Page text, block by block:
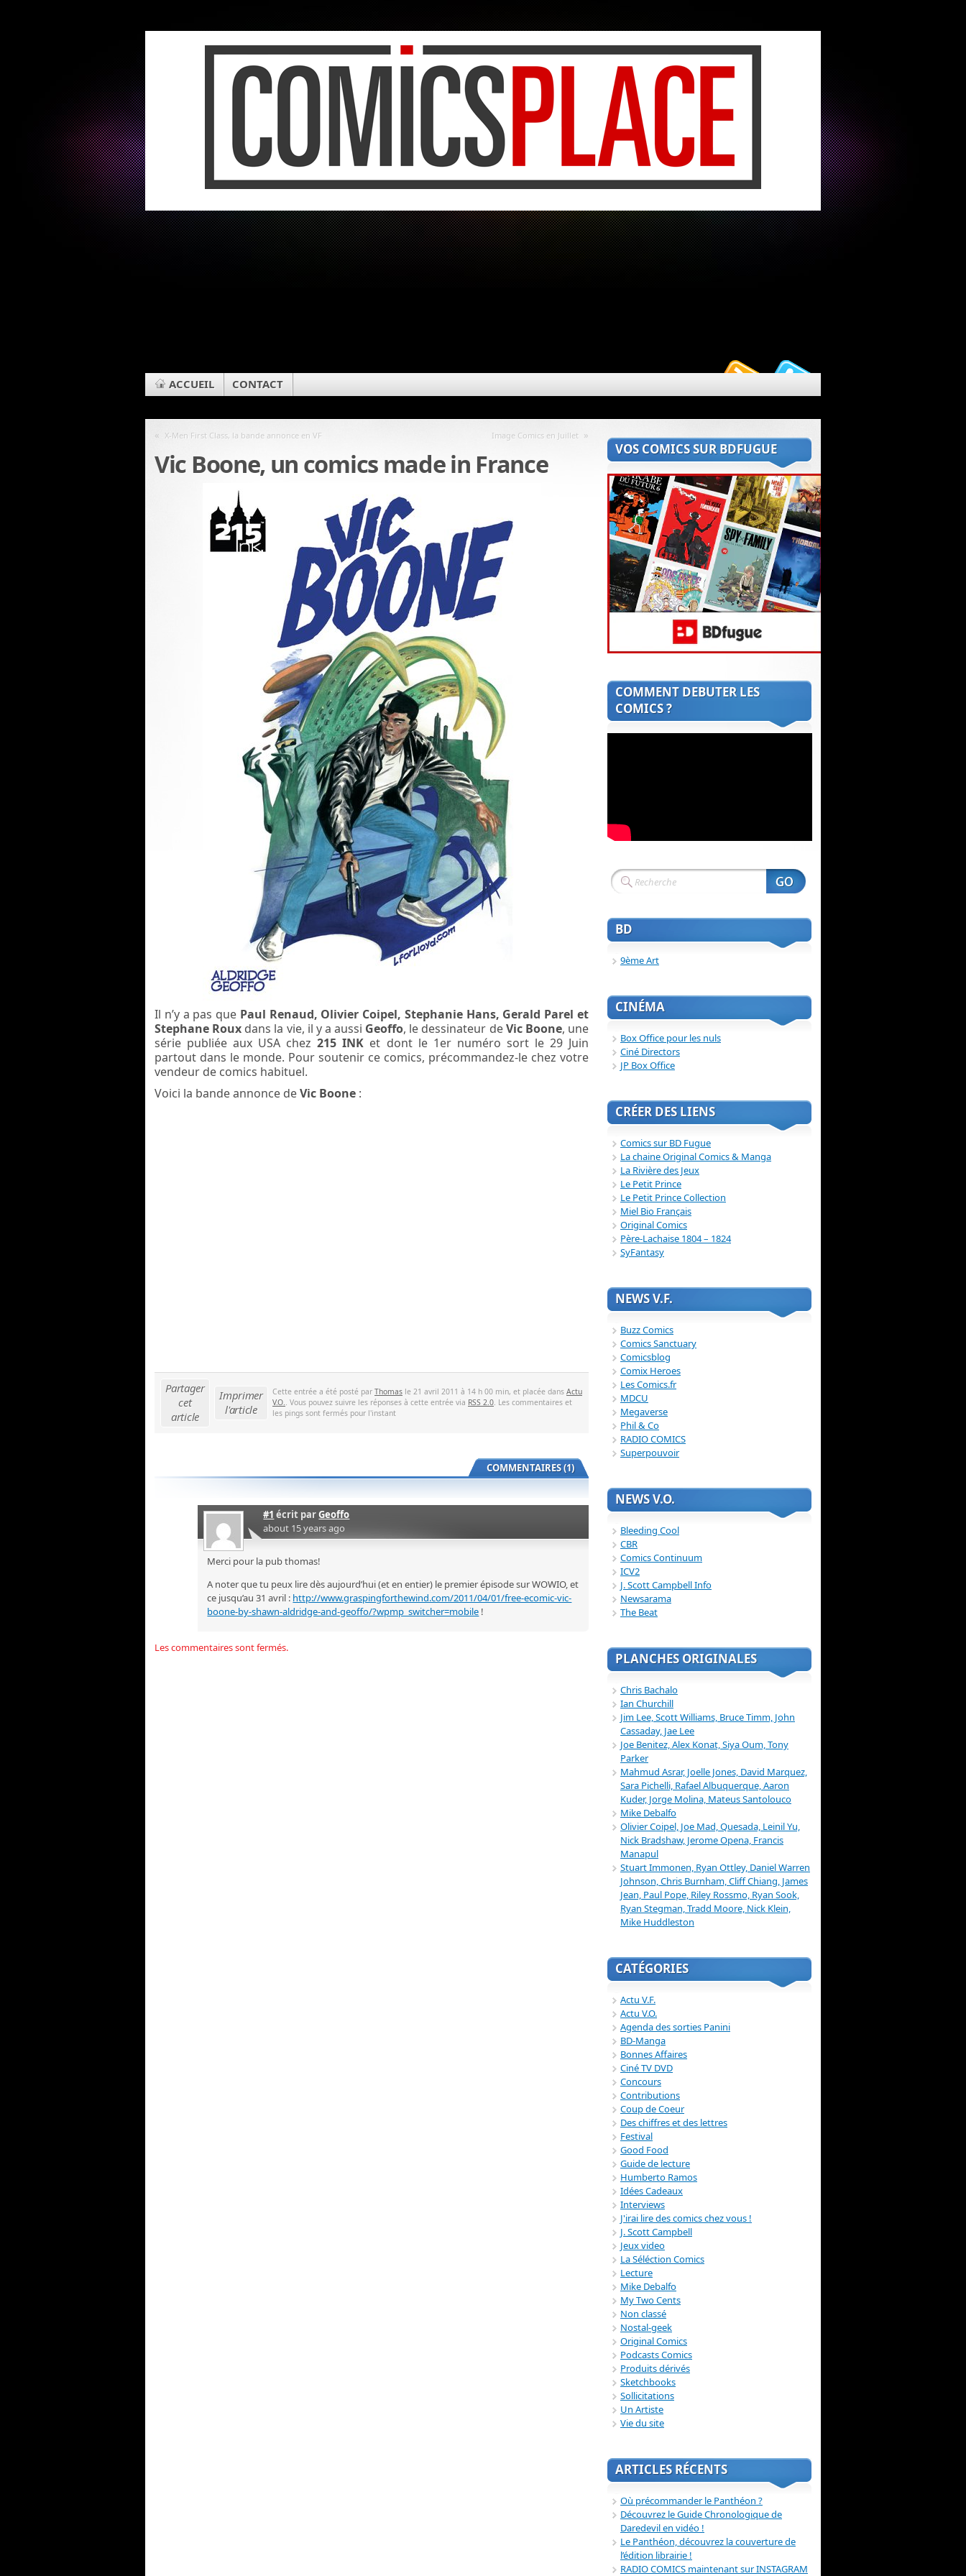
ACCUEIL CONTACT
« X-Men First Class, la bande annonce en VF Image Comics en Juillet »
Vic Boone, un comics made in France
Il n’y a pas que Paul Renaud, Olivier Coipel, Stephanie Hans, Gerald Parel et
Stephane Roux dans la vie, il y a aussi Geoffo, le dessinateur deVic Boone, une
série publiée aux USA chez215 INK et dont le 1er numéro sort le 29 Juin
partout dans le monde. Pour soutenir ce comics, précommandez-le chez votre
vendeur de comics habituel.
Voici la bande annonce deVic Boone :
Partager
cet
article
Imprimer
l'article
Cette entrée a été posté par Thomas le 21 avril 2011 à 14 h 00 min, et placée dans Actu
V.O.
. Vous pouvez suivre les réponses à cette entrée via RSS 2.0 . Les commentaires et
les pings sont fermés pour l'instant
COMMENTAIRES (1)
#1 écrit parGeoffo
about 15 years ago
Merci pour la pub thomas!
A noter que tu peux lire dès aujourd’hui (et en entier) le premier épisode sur WOWIO, et
ce jusqu’au 31 avril : http://www.graspingforthewind.com/2011/04/01/free-ecomic-vic-
boone-by-shawn-aldridge-and-geoffo/?wpmp_switcher=mobile !
Les commentaires sont fermés.
VOS COMICS SUR BDFUGUE
COMMENT DEBUTER LES
COMICS ?
BD
9ème Art
CINÉMA
Box Office pour les nuls
Ciné Directors
JP Box Office
CRÉER DES LIENS
Comics sur BD Fugue
La chaine Original Comics & Manga
La Rivière des Jeux
Le Petit Prince
Le Petit Prince Collection
Miel Bio Français
Original Comics
Père-Lachaise 1804 – 1824
SyFantasy
NEWS V.F.
Buzz Comics
Comics Sanctuary
Comicsblog
Comix Heroes
Les Comics.fr
MDCU
Megaverse
Phil & Co
RADIO COMICS
Superpouvoir
NEWS V.O.
Bleeding Cool
CBR
Comics Continuum
ICV2
J. Scott Campbell Info
Newsarama
The Beat
PLANCHES ORIGINALES
Chris Bachalo
Ian Churchill
Jim Lee, Scott Williams, Bruce Timm, John
Cassaday, Jae Lee
Joe Benitez, Alex Konat, Siya Oum, Tony
Parker
Mahmud Asrar, Joelle Jones, David Marquez,
Sara Pichelli, Rafael Albuquerque, Aaron
Kuder, Jorge Molina, Mateus Santolouco
Mike Debalfo
Olivier Coipel, Joe Mad, Quesada, Leinil Yu,
Nick Bradshaw, Jerome Opena, Francis
Manapul
Stuart Immonen, Ryan Ottley, Daniel Warren
Johnson, Chris Burnham, Cliff Chiang, James
Jean, Paul Pope, Riley Rossmo, Ryan Sook,
Ryan Stegman, Tradd Moore, Nick Klein,
Mike Huddleston
CATÉGORIES
Actu V.F.
Actu V.O.
Agenda des sorties Panini
BD-Manga
Bonnes Affaires
Ciné TV DVD
Concours
Contributions
Coup de Coeur
Des chiffres et des lettres
Festival
Good Food
Guide de lecture
Humberto Ramos
Idées Cadeaux
Interviews
J'irai lire des comics chez vous !
J. Scott Campbell
Jeux video
La Séléction Comics
Lecture
Mike Debalfo
My Two Cents
Non classé
Nostal-geek
Original Comics
Podcasts Comics
Produits dérivés
Sketchbooks
Sollicitations
Un Artiste
Vie du site
ARTICLES RÉCENTS
Où précommander le Panthéon ?
Découvrez le Guide Chronologique de
Daredevil en vidéo !
Le Panthéon, découvrez la couverture de
l’édition librairie !
RADIO COMICS maintenant sur INSTAGRAM